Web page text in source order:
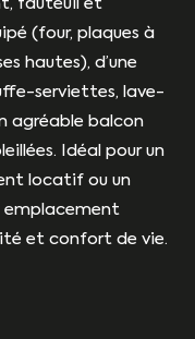
fauteuil et
(four, plaques à
hautes), d’une
serviettes, lave-
agréable balcon
Idéal pour un
locatif ou un
emplacement
et confort de vie.